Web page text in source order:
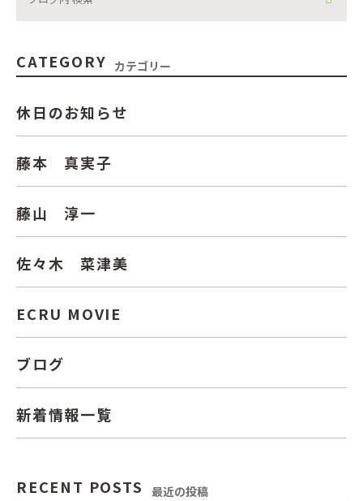
CATEGORY カテゴリー
休日のお知らせ
藤本 真実子
藤山 淳一
佐々木 菜津美
ECRU MOVIE
ブログ
新着情報一覧
RECENT POSTS 最近の投稿